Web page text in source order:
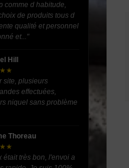
comme d habitude,
de produits tous d
qualité et personnel
et..."
Hill
site, plusieurs
effectuées,
niquel sans problème
Thoreau
était très bon, l'envoi a